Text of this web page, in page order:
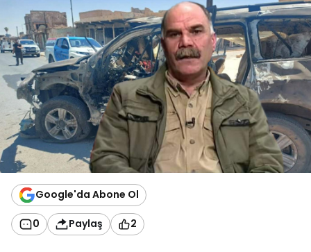
Google'da Abone Ol
0 Paylaş 2